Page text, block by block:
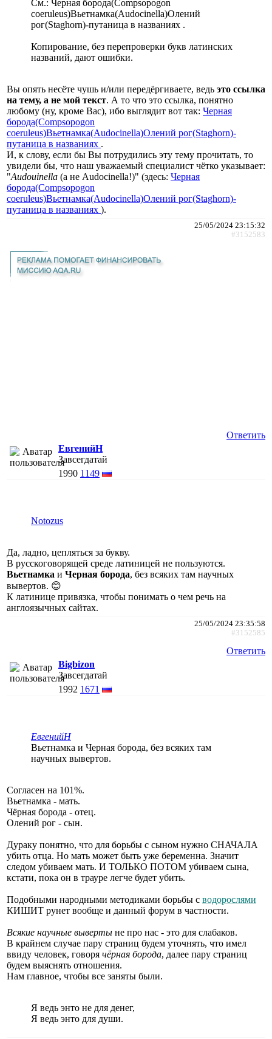
См.: Черная борода(Compsopogon
coeruleus)Вьетнамка(Audocinella)Олений
рог(Staghorn)-путаница в названиях .
Копирование, без перепроверки букв латинских
названий, дают ошибки.
Вы опять несёте чушь и/или передёргиваете, ведь это ссылка
на тему, а не мой текст. А то что это ссылка, понятно
любому (ну, кроме Вас), ибо выглядит вот так: Черная
борода(Compsopogon
coeruleus)Вьетнамка(Audocinella)Олений рог(Staghorn)-
путаница в названиях .
И, к слову, если бы Вы потрудились эту тему прочитать, то
увидели бы, что наш уважаемый специалист чётко указывает:
"Audouinella (а не Audocinella!)" (здесь: Черная
борода(Compsopogon
coeruleus)Вьетнамка(Audocinella)Олений рог(Staghorn)-
путаница в названиях ).
25/05/2024 23:15:32
#3152583
Ответить
ЕвгенийН
Завсегдатай
1990 1149
Notozus
Да, ладно, цепляться за букву.
В русскоговорящей среде латиницей не пользуются.
Вьетнамка и Черная борода, без всяких там научных
вывертов. 😊
К латинице привязка, чтобы понимать о чем речь на
англоязычных сайтах.
25/05/2024 23:35:58
#3152585
Ответить
Bigbizon
Завсегдатай
1992 1671
ЕвгенийН
Вьетнамка и Черная борода, без всяких там
научных вывертов.
Согласен на 101%.
Вьетнамка - мать.
Чёрная борода - отец.
Олений рог - сын.
Дураку понятно, что для борьбы с сыном нужно СНАЧАЛА
убить отца. Но мать может быть уже беременна. Значит
следом убиваем мать. И ТОЛЬКО ПОТОМ убиваем сына,
кстати, пока он в трауре легче будет убить.
Подобными народными методиками борьбы с водорослями
КИШИТ рунет вообще и данный форум в частности.
Всякие научные выверты не про нас - это для слабаков.
В крайнем случае пару страниц будем уточнять, что имел
ввиду человек, говоря чёрная борода, далее пару страниц
будем выяснять отношения.
Нам главное, чтобы все заняты были.
Я ведь энто не для денег,
Я ведь энто для души.